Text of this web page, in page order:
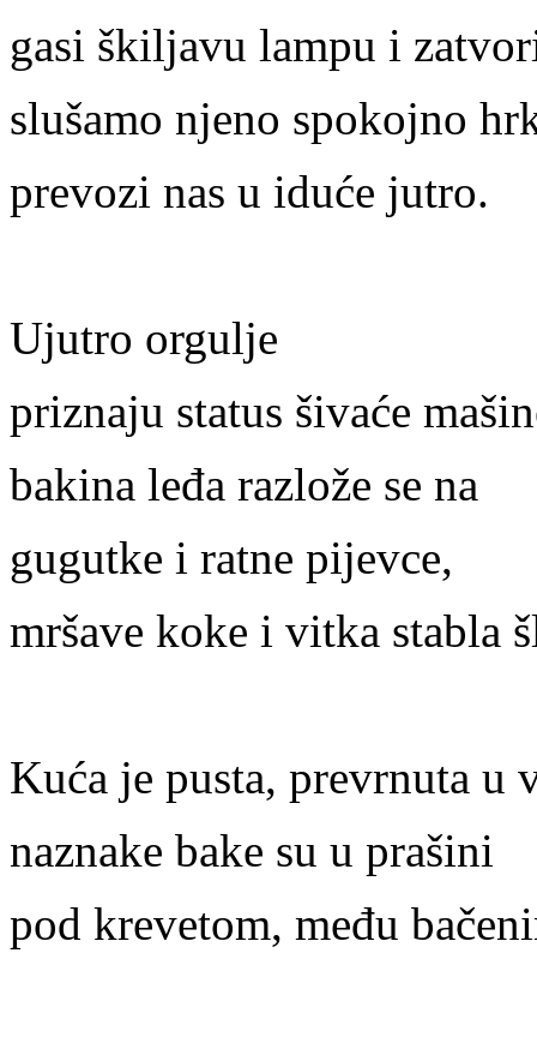
gasi škiljavu lampu i
slušamo njeno spokojno
prevozi nas u iduće jutro.
Ujutro orgulje
priznaju status šivaće
bakina leđa razlože se na
gugutke i ratne pijevce,
mršave koke i vitka stabla
Kuća je pusta, prevrnuta u
naznake bake su u prašini
pod krevetom, među